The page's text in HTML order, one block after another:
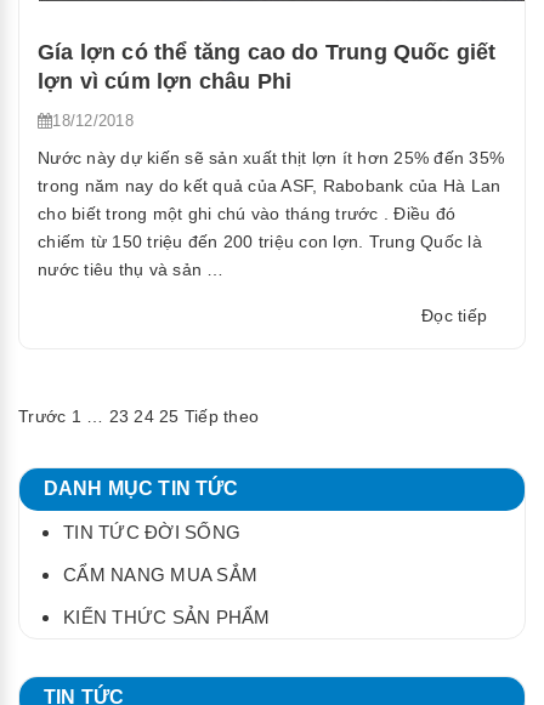
Gía lợn có thể tăng cao do Trung Quốc giết
lợn vì cúm lợn châu Phi
18/12/2018
Nước này dự kiến sẽ sản xuất thịt lợn ít hơn 25% đến 35%
trong năm nay do kết quả của ASF, Rabobank của Hà Lan
cho biết trong một ghi chú vào tháng trước . Điều đó
chiếm từ 150 triệu đến 200 triệu con lợn. Trung Quốc là
nước tiêu thụ và sản …
Đọc tiếp“Gía
Trung
lợn
Điều
hướng
bài
viết
Trước 1 23 24 25 Tiếp theo
DANH MỤC TIN TỨC
TIN TỨC ĐỜI SỐNG
CẨM NANG MUA SẮM
KIẾN THỨC SẢN PHẨM
TIN TỨC